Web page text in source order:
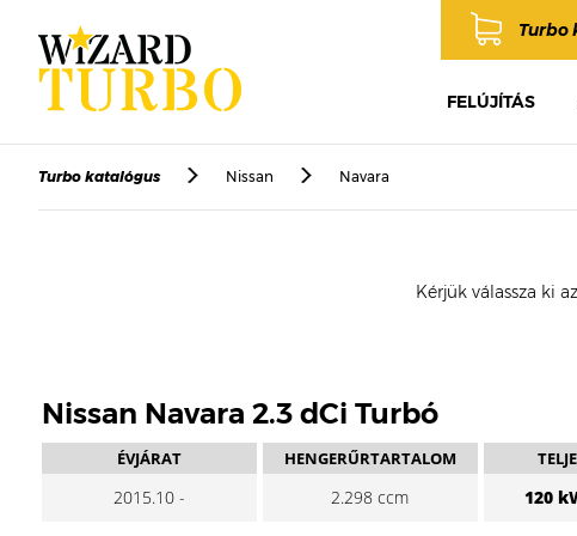
Turbo
FELÚJÍTÁS
Turbo katalógus Nissan Navara
Kérjük válassza ki
Nissan Navara 2.3 dCi Turbó
ÉVJÁRAT
2015.10 -
HENGERŰRTARTALOM
2.298 ccm 120